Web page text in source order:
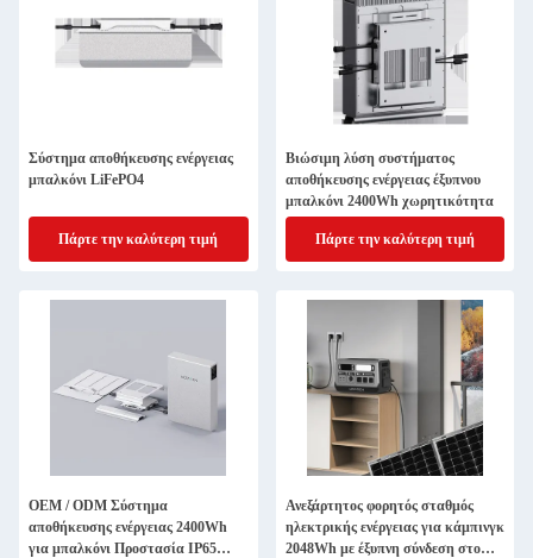
Σύστημα αποθήκευσης ενέργειας
μπαλκόνι LiFePO4
Πάρτε την καλύτερη τιμή
Βιώσιμη λύση συστήματος
αποθήκευσης ενέργειας έξυπνου
μπαλκόνι 2400Wh χωρητικότητα
Πάρτε την καλύτερη τιμή
OEM / ODM Σύστημα
αποθήκευσης ενέργειας 2400Wh
για μπαλκόνι Προστασία IP65
Ανεξάρτητος φορητός σταθμός
ηλεκτρικής ενέργειας για κάμπινγκ
2048Wh με έξυπνη σύνδεση στο